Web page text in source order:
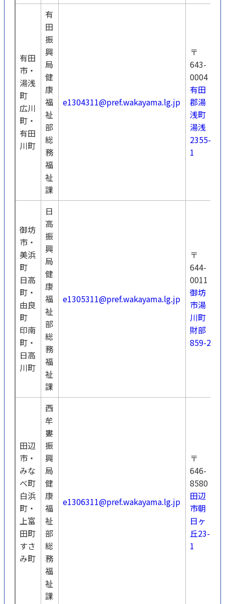
有田
市・
湯浅
町
広川
町・
有田
川町
有
田
振
興
局
健
康
福
祉
部
総
務
福
祉
課
e1304311@pref.wakayama.lg.jp
〒
643-
0004
有田
郡湯
浅町
湯浅
2355-
1
御坊
市・
美浜
町
日高
町・
由良
町
印南
町・
日高
川町
日
高
振
興
局
健
康
福
祉
部
総
務
福
祉
課
e1305311@pref.wakayama.lg.jp
〒
644-
0011
御坊
市湯
川町
財部
859-2
田辺
市・
みな
べ町
白浜
町・
上富
田町
すさ
み町
西
牟
婁
振
興
局
健
康
福
祉
部
総
務
福
祉
課
e1306311@pref.wakayama.lg.jp
〒
646-
8580
田辺
市朝
日ヶ
丘23-
1